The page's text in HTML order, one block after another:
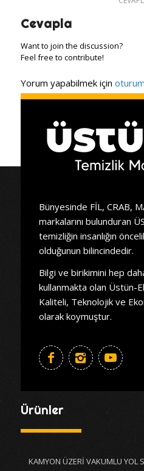
Cevapla
Want to join the discussion?
Feel free to contribute!
Yorum yapabilmek için oturum
Bünyesinde FİL, CRAB,
markalarını bulunduran
temizliğin insanlığın
olduğunun bilincindedir.
Bilgi ve birikimini hep
kullanmakta olan Üstün-
Kaliteli, Teknolojik ve
olarak koymuştur.
Ürünler
KAMYON ÜZERİ VAKUMLU YOL